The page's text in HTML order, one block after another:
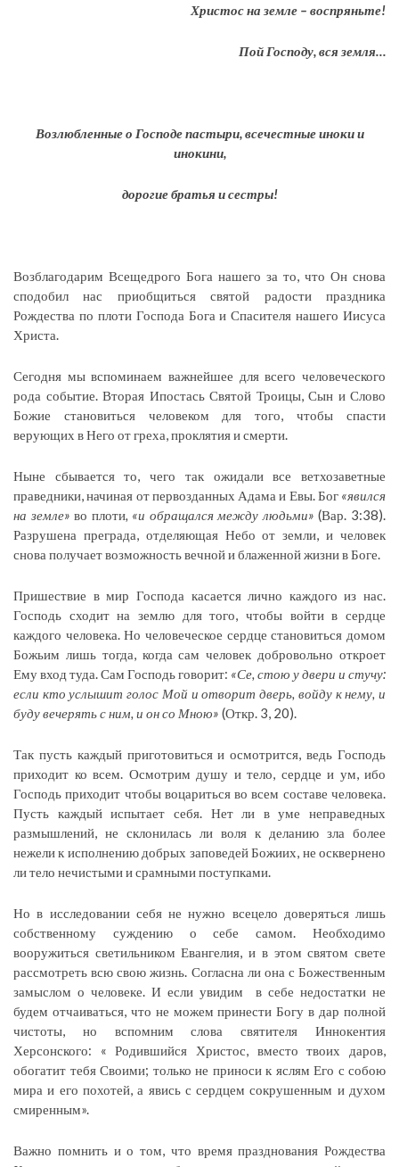
Христос на земле – воспряньте!
Пой Господу, вся земля…
Возлюбленные о Господе пастыри, всечестные иноки и
инокини,
дорогие братья и сестры!
Возблагодарим Всещедрого Бога нашего за то, что Он снова
сподобил нас приобщиться святой радости праздника
Рождества по плоти Господа Бога и Спасителя нашего Иисуса
Христа.
Сегодня мы вспоминаем важнейшее для всего человеческого
рода событие. Вторая Ипостась Святой Троицы, Сын и Слово
Божие становиться человеком для того, чтобы спасти
верующих в Него от греха, проклятия и смерти.
Ныне сбывается то, чего так ожидали все ветхозаветные
праведники, начиная от первозданных Адама и Евы. Бог«явился
на земле»во плоти, «и обращался между людьми»(Вар. 3:38).
Разрушена преграда, отделяющая Небо от земли, и человек
снова получает возможность вечной и блаженной жизни в Боге.
Пришествие в мир Господа касается лично каждого из нас.
Господь сходит на землю для того, чтобы войти в сердце
каждого человека. Но человеческое сердце становиться домом
Божьим лишь тогда, когда сам человек добровольно откроет
Ему вход туда. Сам Господь говорит: «Се, стою у двери и стучу:
если кто услышит голос Мой и отворит дверь, войду к нему, и
буду вечерять с ним, и он со Мною» (Откр. 3, 20).
Так пусть каждый приготовиться и осмотрится, ведь Господь
приходит ко всем. Осмотрим душу и тело, сердце и ум, ибо
Господь приходит чтобы воцариться во всем составе человека.
Пусть каждый испытает себя. Нет ли в уме неправедных
размышлений, не склонилась ли воля к деланию зла более
нежели к исполнению добрых заповедей Божиих, не осквернено
ли тело нечистыми и срамными поступками.
Но в исследовании себя не нужно всецело доверяться лишь
собственному суждению о себе самом. Необходимо
вооружиться светильником Евангелия, и в этом святом свете
рассмотреть всю свою жизнь. Согласна ли она с Божественным
замыслом о человеке. И если увидим в себе недостатки не
будем отчаиваться, что не можем принести Богу в дар полной
чистоты, но вспомним слова святителя Иннокентия
Херсонского: « Родившийся Христос, вместо твоих даров,
обогатит тебя Своими; только не приноси к яслям Его с собою
мира и его похотей, а явись с сердцем сокрушенным и духом
смиренным».
Важно помнить и о том, что время празднования Рождества